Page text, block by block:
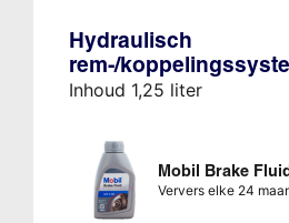
Hydraulisch
rem-/
Inhoud 1,25 liter
Mobil Brake
Ververs elke 24